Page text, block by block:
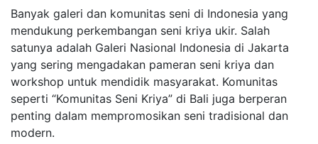
Banyak galeri dan komunitas seni di Indonesia yang
mendukung perkembangan seni kriya ukir. Salah
satunya adalah Galeri Nasional Indonesia di Jakarta
yang sering mengadakan pameran seni kriya dan
workshop untuk mendidik masyarakat. Komunitas
seperti “Komunitas Seni Kriya” di Bali juga berperan
penting dalam mempromosikan seni tradisional dan
modern.